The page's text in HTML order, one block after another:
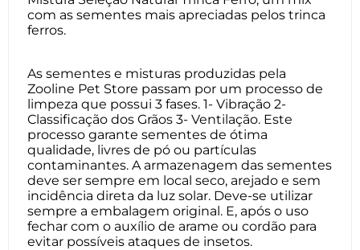
com as sementes mais apreciadas pelos trinca
ferros.
As sementes e misturas produzidas pela
Zooline Pet Store passam por um processo de
limpeza que possui 3 fases. 1- Vibração 2-
Classificação dos Grãos 3- Ventilação. Este
processo garante sementes de ótima
qualidade, livres de pó ou partículas
contaminantes. A armazenagem das sementes
deve ser sempre em local seco, arejado e sem
incidência direta da luz solar. Deve-se utilizar
sempre a embalagem original. E, após o uso
fechar com o auxílio de arame ou cordão para
evitar possíveis ataques de insetos.